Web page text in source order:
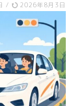
/ 2026年8月3日